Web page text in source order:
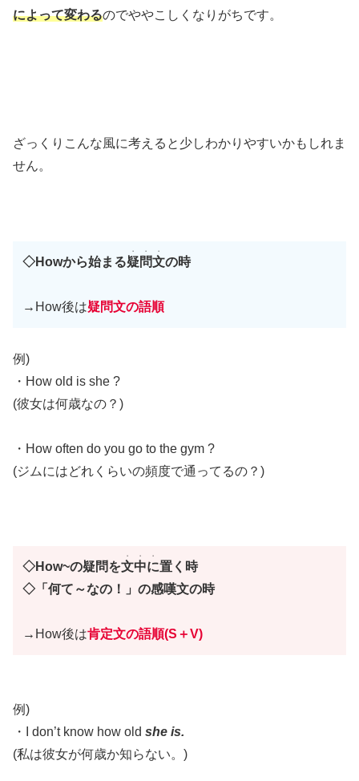
によって変わるのでややこしくなりがちです。
ざっくりこんな風に考えると少しわかりやすいかもしれま
せん。
◇Howから始まる疑問文
・・・
の時
→ How後は疑問文の語順
例)
・How old is she ?
(彼女は何歳なの？)
・How often do you go to the gym ?
(ジムにはどれくらいの頻度で通ってるの？)
◇How~の疑問を文中に
・・・
置く時
◇ 「何て～なの！」の感嘆文の時
→ How後は肯定文の語順(S＋V)
例)
・I don’t know how old she is.
(私は彼女が何歳か知らない。)